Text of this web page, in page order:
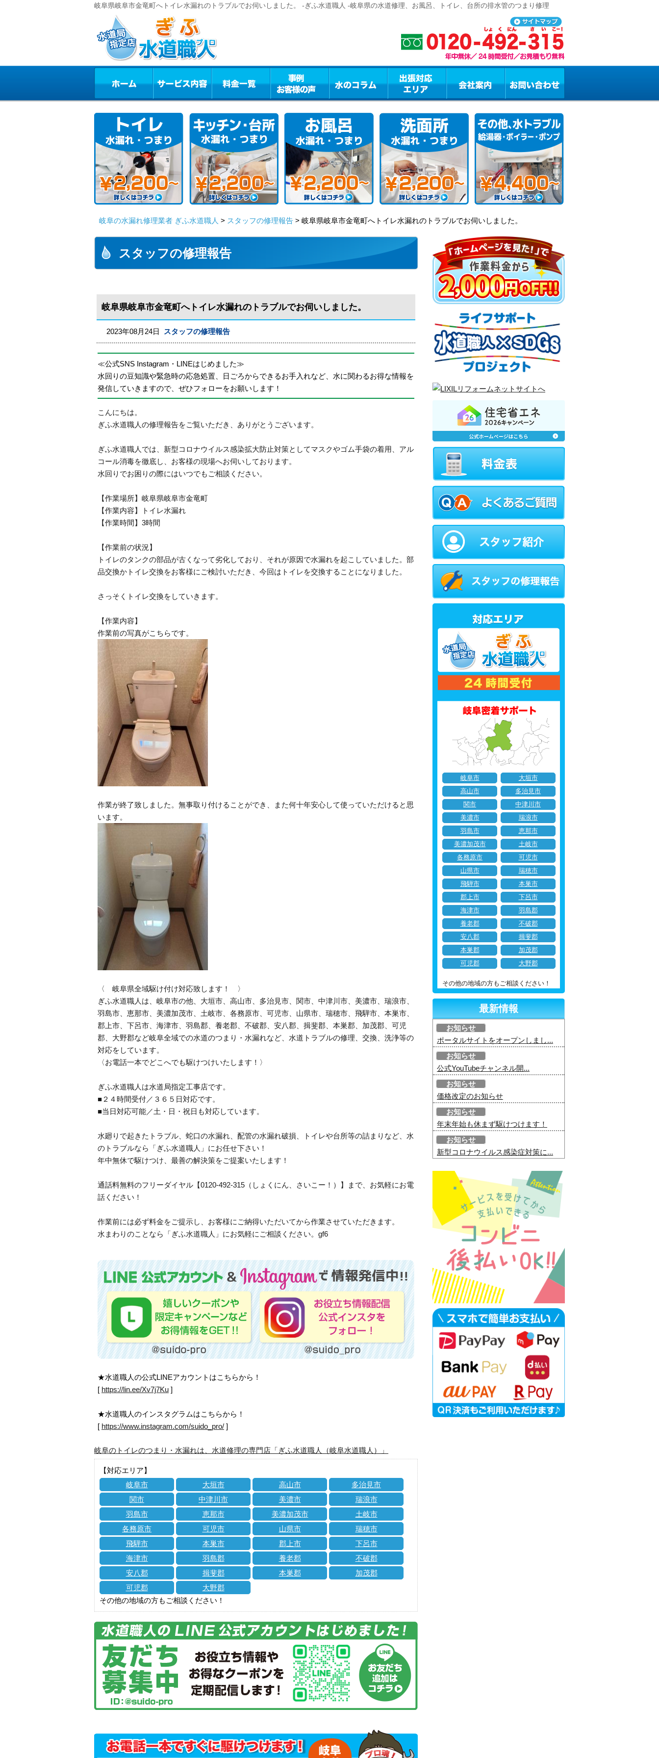
岐阜県岐阜市金竜町へトイレ水漏れのトラブルでお伺いしました。 -ぎふ水道職人 -岐阜県の水道修理、お風呂、トイレ、台所の排水管のつまり修理
岐阜の水漏れ修理業者 ぎふ水道職人 > スタッフの修理報告 > 岐阜県岐阜市金竜町へトイレ水漏れのトラブルでお伺いしました。
スタッフの修理報告
岐阜県岐阜市金竜町へトイレ水漏れのトラブルでお伺いしました。
2023年08月24日 スタッフの修理報告
≪公式SNS Instagram・LINEはじめました≫
水回りの豆知識や緊急時の応急処置、日ごろからできるお手入れなど、水に関わるお得な情報を
発信していきますので、ぜひフォローをお願いします！
こんにちは。
ぎふ水道職人の修理報告をご覧いただき、ありがとうございます。
ぎふ水道職人では、新型コロナウイルス感染拡大防止対策としてマスクやゴム手袋の着用、アル
コール消毒を徹底し、お客様の現場へお伺いしております。
水回りでお困りの際にはいつでもご相談ください。
【作業場所】岐阜県岐阜市金竜町
【作業内容】トイレ水漏れ
【作業時間】3時間
【作業前の状況】
トイレのタンクの部品が古くなって劣化しており、それが原因で水漏れを起こしていました。部
品交換かトイレ交換をお客様にご検討いただき、今回はトイレを交換することになりました。
さっそくトイレ交換をしていきます。
【作業内容】
作業前の写真がこちらです。
作業が終了致しました。無事取り付けることができ、また何十年安心して使っていただけると思
います。
〈 岐阜県全域駆け付け対応致します！ 〉
ぎふ水道職人は、岐阜市の他、大垣市、高山市、多治見市、関市、中津川市、美濃市、瑞浪市、
羽島市、恵那市、美濃加茂市、土岐市、各務原市、可児市、山県市、瑞穂市、飛騨市、本巣市、
郡上市、下呂市、海津市、羽島郡、養老郡、不破郡、安八郡、揖斐郡、本巣郡、加茂郡、可児
郡、大野郡など岐阜全域での水道のつまり・水漏れなど、水道トラブルの修理、交換、洗浄等の
対応をしています。
〈お電話一本でどこへでも駆けつけいたします！〉
ぎふ水道職人は水道局指定工事店です。
■２４時間受付／３６５日対応です。
■当日対応可能／土・日・祝日も対応しています。
水廻りで起きたトラブル、蛇口の水漏れ、配管の水漏れ破損、トイレや台所等の詰まりなど、水
のトラブルなら「ぎふ水道職人」にお任せ下さい！
年中無休で駆けつけ、最善の解決策をご提案いたします！
通話料無料のフリーダイヤル【0120-492-315（しょくにん、さいこー！）】まで、お気軽にお電
話ください！
作業前には必ず料金をご提示し、お客様にご納得いただいてから作業させていただきます。
水まわりのことなら「ぎふ水道職人」にお気軽にご相談ください。gf6
★水道職人の公式LINEアカウントはこちらから！
[ https://lin.ee/Xv7j7Ku ]
★水道職人のインスタグラムはこちらから！
[ https://www.instagram.com/suido_pro/ ]
岐阜のトイレのつまり・水漏れは、水道修理の専門店「ぎふ水道職人（岐阜水道職人）」
【対応エリア】
岐阜市
大垣市 高山市
多治見市
関市
中津川市 美濃市
瑞浪市
羽島市
恵那市 美濃加茂市
土岐市
各務原市
可児市 山県市
瑞穂市
飛騨市
本巣市 郡上市
下呂市
海津市
羽島郡 養老郡
不破郡
安八郡
揖斐郡 本巣郡
加茂郡
可児郡
大野郡
その他の地域の方もご相談ください！
岐阜市
大垣市
高山市
多治見市
関市
中津川市
美濃市
瑞浪市
羽島市
恵那市
美濃加茂市
土岐市
各務原市
可児市
山県市
瑞穂市
飛騨市
本巣市
郡上市
下呂市
海津市
羽島郡
養老郡
不破郡
安八郡
揖斐郡
本巣郡
加茂郡
可児郡
大野郡
その他の地域の方もご相談ください！
最新情報
お知らせ
ポータルサイトをオープンしまし...
お知らせ
公式YouTubeチャンネル開...
お知らせ
価格改定のお知らせ
お知らせ
年末年始も休まず駆けつけます！
お知らせ
新型コロナウイルス感染症対策に...